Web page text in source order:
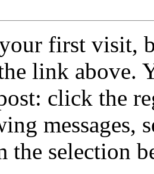
first visit,
link above.
click the
messages,
the selection